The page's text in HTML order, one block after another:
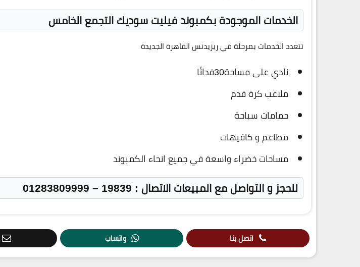
الخدمات الموجودة بكمبوند فيليت سوديك التجمع الخامس
تتعدد الخدمات بمرحلة في ريزيدنس القاهرة الجديدة
نادي على مساحة30فدانًا
ملاعب كرة قدم
حمامات سباحة
مطاعم و كافيهات
مساحات خضراء واسعة في جميع انحاء الكمبوند
للحجز و التواصل مع المبيعات الاتصال : 19839 – 01283809999
اتصل بنا واتساب